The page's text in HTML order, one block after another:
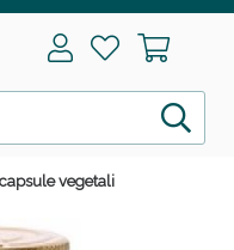
vegetali